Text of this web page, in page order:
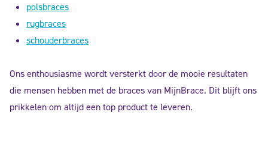
polsbraces
rugbraces
schouderbraces
Ons enthousiasme wordt versterkt door de mooie resultaten
die mensen hebben met de braces van MijnBrace. Dit blijft ons
prikkelen om altijd een top product te leveren.